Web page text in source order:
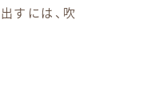
すには、吹